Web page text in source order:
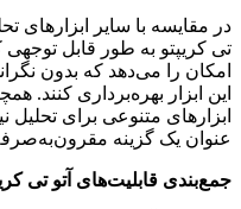
در مقایسه با سایر ابزارهای
تی کریپتو به طور قابل توجهی
امکان را می‌دهد که بدون
این ابزار بهره‌برداری کنند.
ابزارهای متنوعی برای تحلیل
عنوان یک گزینه
جمع‌بندی قابلیت‌های آتو تی